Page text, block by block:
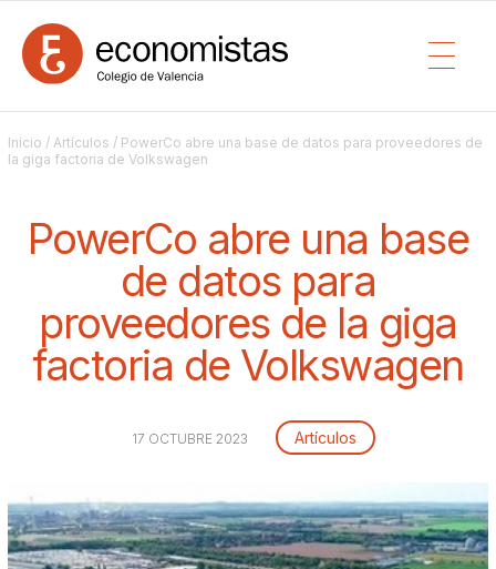
Inicio / Artículos / PowerCo abre una base de datos para proveedores de
la giga factoria de Volkswagen
PowerCo abre una base
de datos para
proveedores de la giga
factoria de Volkswagen
17 OCTUBRE 2023 Artículos